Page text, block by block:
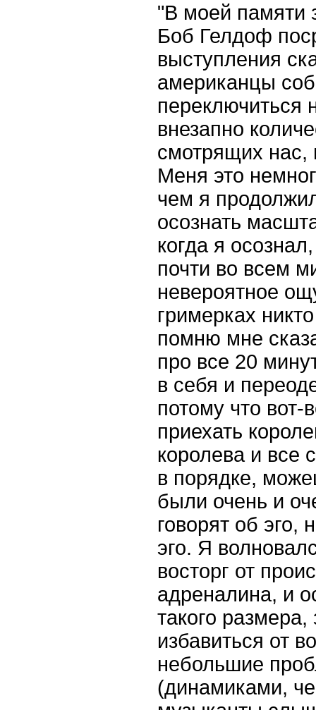
"В моей памяти
Боб Гелдоф
выступления
американцы
переключиться
внезапно
смотрящих нас,
Меня это
чем я
осознать
когда я
почти во всем
невероятное
гримерках
помню мне
про все 20
в себя и
потому что
приехать
королева и все
в порядке,
были очень и
говорят об эго,
эго. Я
восторг от
адреналина, и
такого
избавиться от
небольшие
(динамиками,